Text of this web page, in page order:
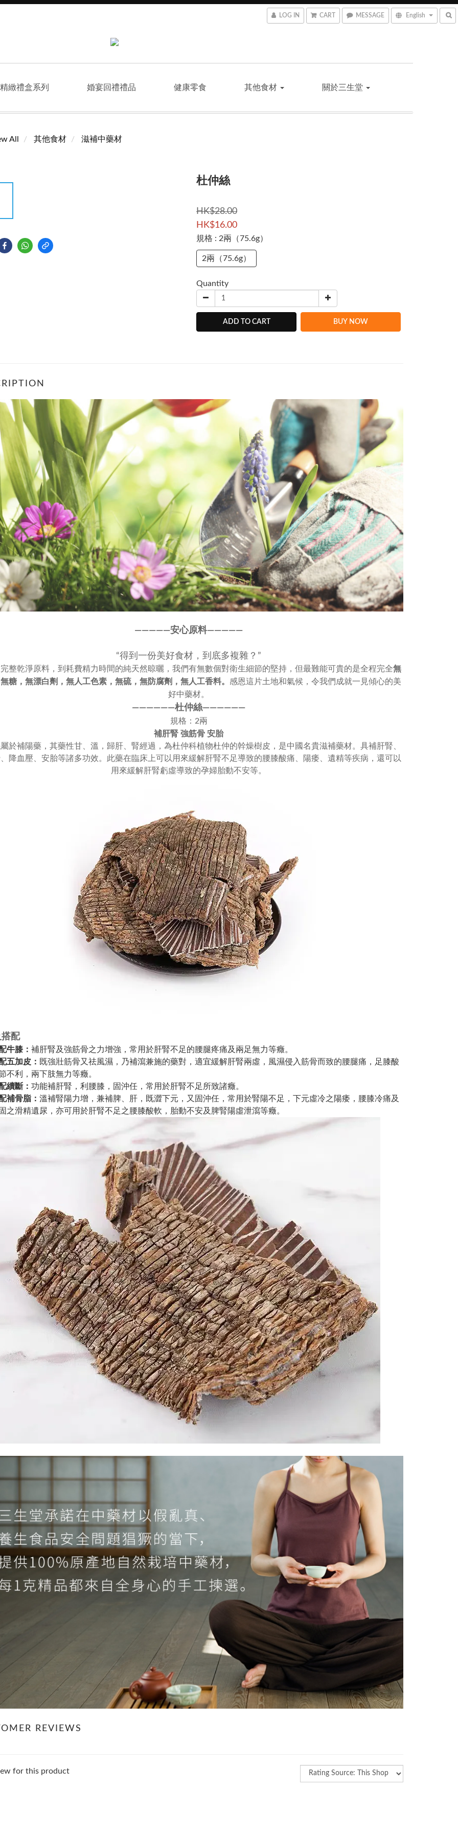
LOG IN CART MESSAGE English
精緻禮盒系列 婚宴回禮禮品 健康零食 其他食材 關於三生堂
All 其他食材 滋補中藥材
杜仲絲
HK$28.00
HK$16.00
規格 : 2兩（75.6g）
2兩（75.6g）
Quantity
ADD TO CART BUY NOW
—————安心原料—————
“得到一份美好食材，到底多複雜？”
整乾淨原料，到耗費精力時間的純天然晾曬，我們有無數個對衛生細節的堅持，但最難能可貴的是全程完全無
無糖，無漂白劑，無人工色素， 無硫，無防腐劑，無人工香料。 感恩這片土地和氣候，令我們成就一見傾心的美
好中藥材。
——————杜仲絲——————
規格：2兩
補肝腎 強筋骨 安胎
於補陽藥，其藥性甘、溫，歸肝、腎經過， 為杜仲科植物杜仲的幹燥樹皮，是中國名貴滋補藥材。具補肝腎、
降血壓、安胎等諸多功效。此藥在臨床上可以用來緩解肝腎不足導致的腰膝酸痛、陽痿、遺精等疾病，還可以
用來緩解肝腎虧虛導致的孕婦胎動不安等。
配
牛膝： 補肝腎及強筋骨之力增強，常用於肝腎不足的腰腿疼痛及兩足無力等癥。
五加皮： 既強壯筋骨又祛風濕，乃補瀉兼施的藥對，適宜緩解肝腎兩虛，風濕侵入筋骨而致的腰腿痛，足膝酸
不利，兩下肢無力等癥。
續斷： 功能補肝腎，利腰膝，固沖任，常用於肝腎不足所致諸癥。
補骨脂： 溫補腎陽力增，兼補脾、肝，既澀下元，又固沖任，常用於腎陽不足，下元虛冷之陽痿，腰膝冷痛及
之滑精遺尿，亦可用於肝腎不足之腰膝酸軟，胎動不安及脾腎陽虛泄瀉等癥。
REVIEWS
for this product